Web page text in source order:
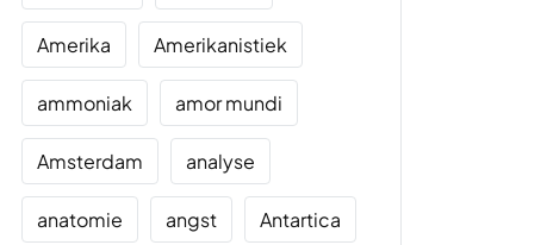
Amerika Amerikanistiek
ammoniak amor mundi
Amsterdam analyse
anatomie angst Antartica